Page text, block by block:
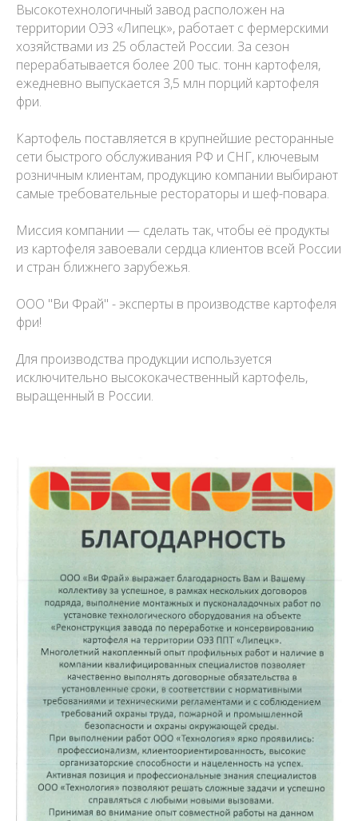
Высокотехнологичный завод расположен на
территории ОЭЗ «Липецк», работает с фермерскими
хозяйствами из 25 областей России. За сезон
перерабатывается более 200 тыс. тонн картофеля,
ежедневно выпускается 3,5 млн порций картофеля
фри.
Картофель поставляется в крупнейшие ресторанные
сети быстрого обслуживания РФ и СНГ, ключевым
розничным клиентам, продукцию компании выбирают
самые требовательные рестораторы и шеф-повара.
Миссия компании — сделать так, чтобы её продукты
из картофеля завоевали сердца клиентов всей России
и стран ближнего зарубежья.
ООО "Ви Фрай" - эксперты в производстве картофеля
фри!
Для производства продукции используется
исключительно высококачественный картофель,
выращенный в России.